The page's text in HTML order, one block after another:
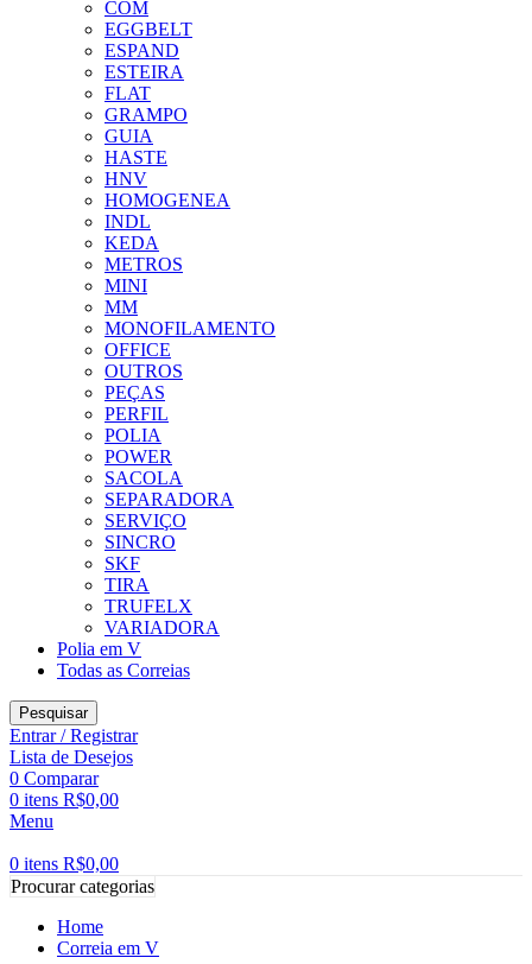
COM
EGGBELT
ESPAND
ESTEIRA
FLAT
GRAMPO
GUIA
HASTE
HNV
HOMOGENEA
INDL
KEDA
METROS
MINI
MM
MONOFILAMENTO
OFFICE
OUTROS
PEÇAS
PERFIL
POLIA
POWER
SACOLA
SEPARADORA
SERVIÇO
SINCRO
SKF
TIRA
TRUFELX
VARIADORA
Polia em V
Todas as Correias
Pesquisar
Entrar / Registrar
Lista de Desejos
0 Comparar
0 itens R$0,00
Menu
0 itens R$0,00
Procurar categorias
Home
Correia em V